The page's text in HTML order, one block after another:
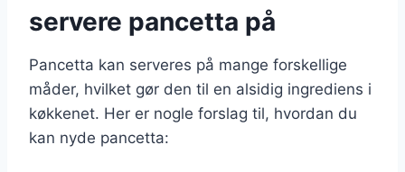
servere pancetta på
Pancetta kan serveres på mange forskellige
måder, hvilket gør den til en alsidig ingrediens i
køkkenet. Her er nogle forslag til, hvordan du
kan nyde pancetta: